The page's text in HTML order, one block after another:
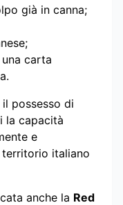
già in canna;
carta
possesso di
la capacità
e
italiano
anche la Red